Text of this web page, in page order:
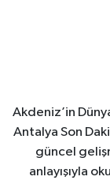
Akdeniz’in
Antalya Son
güncel
anlayışıyla